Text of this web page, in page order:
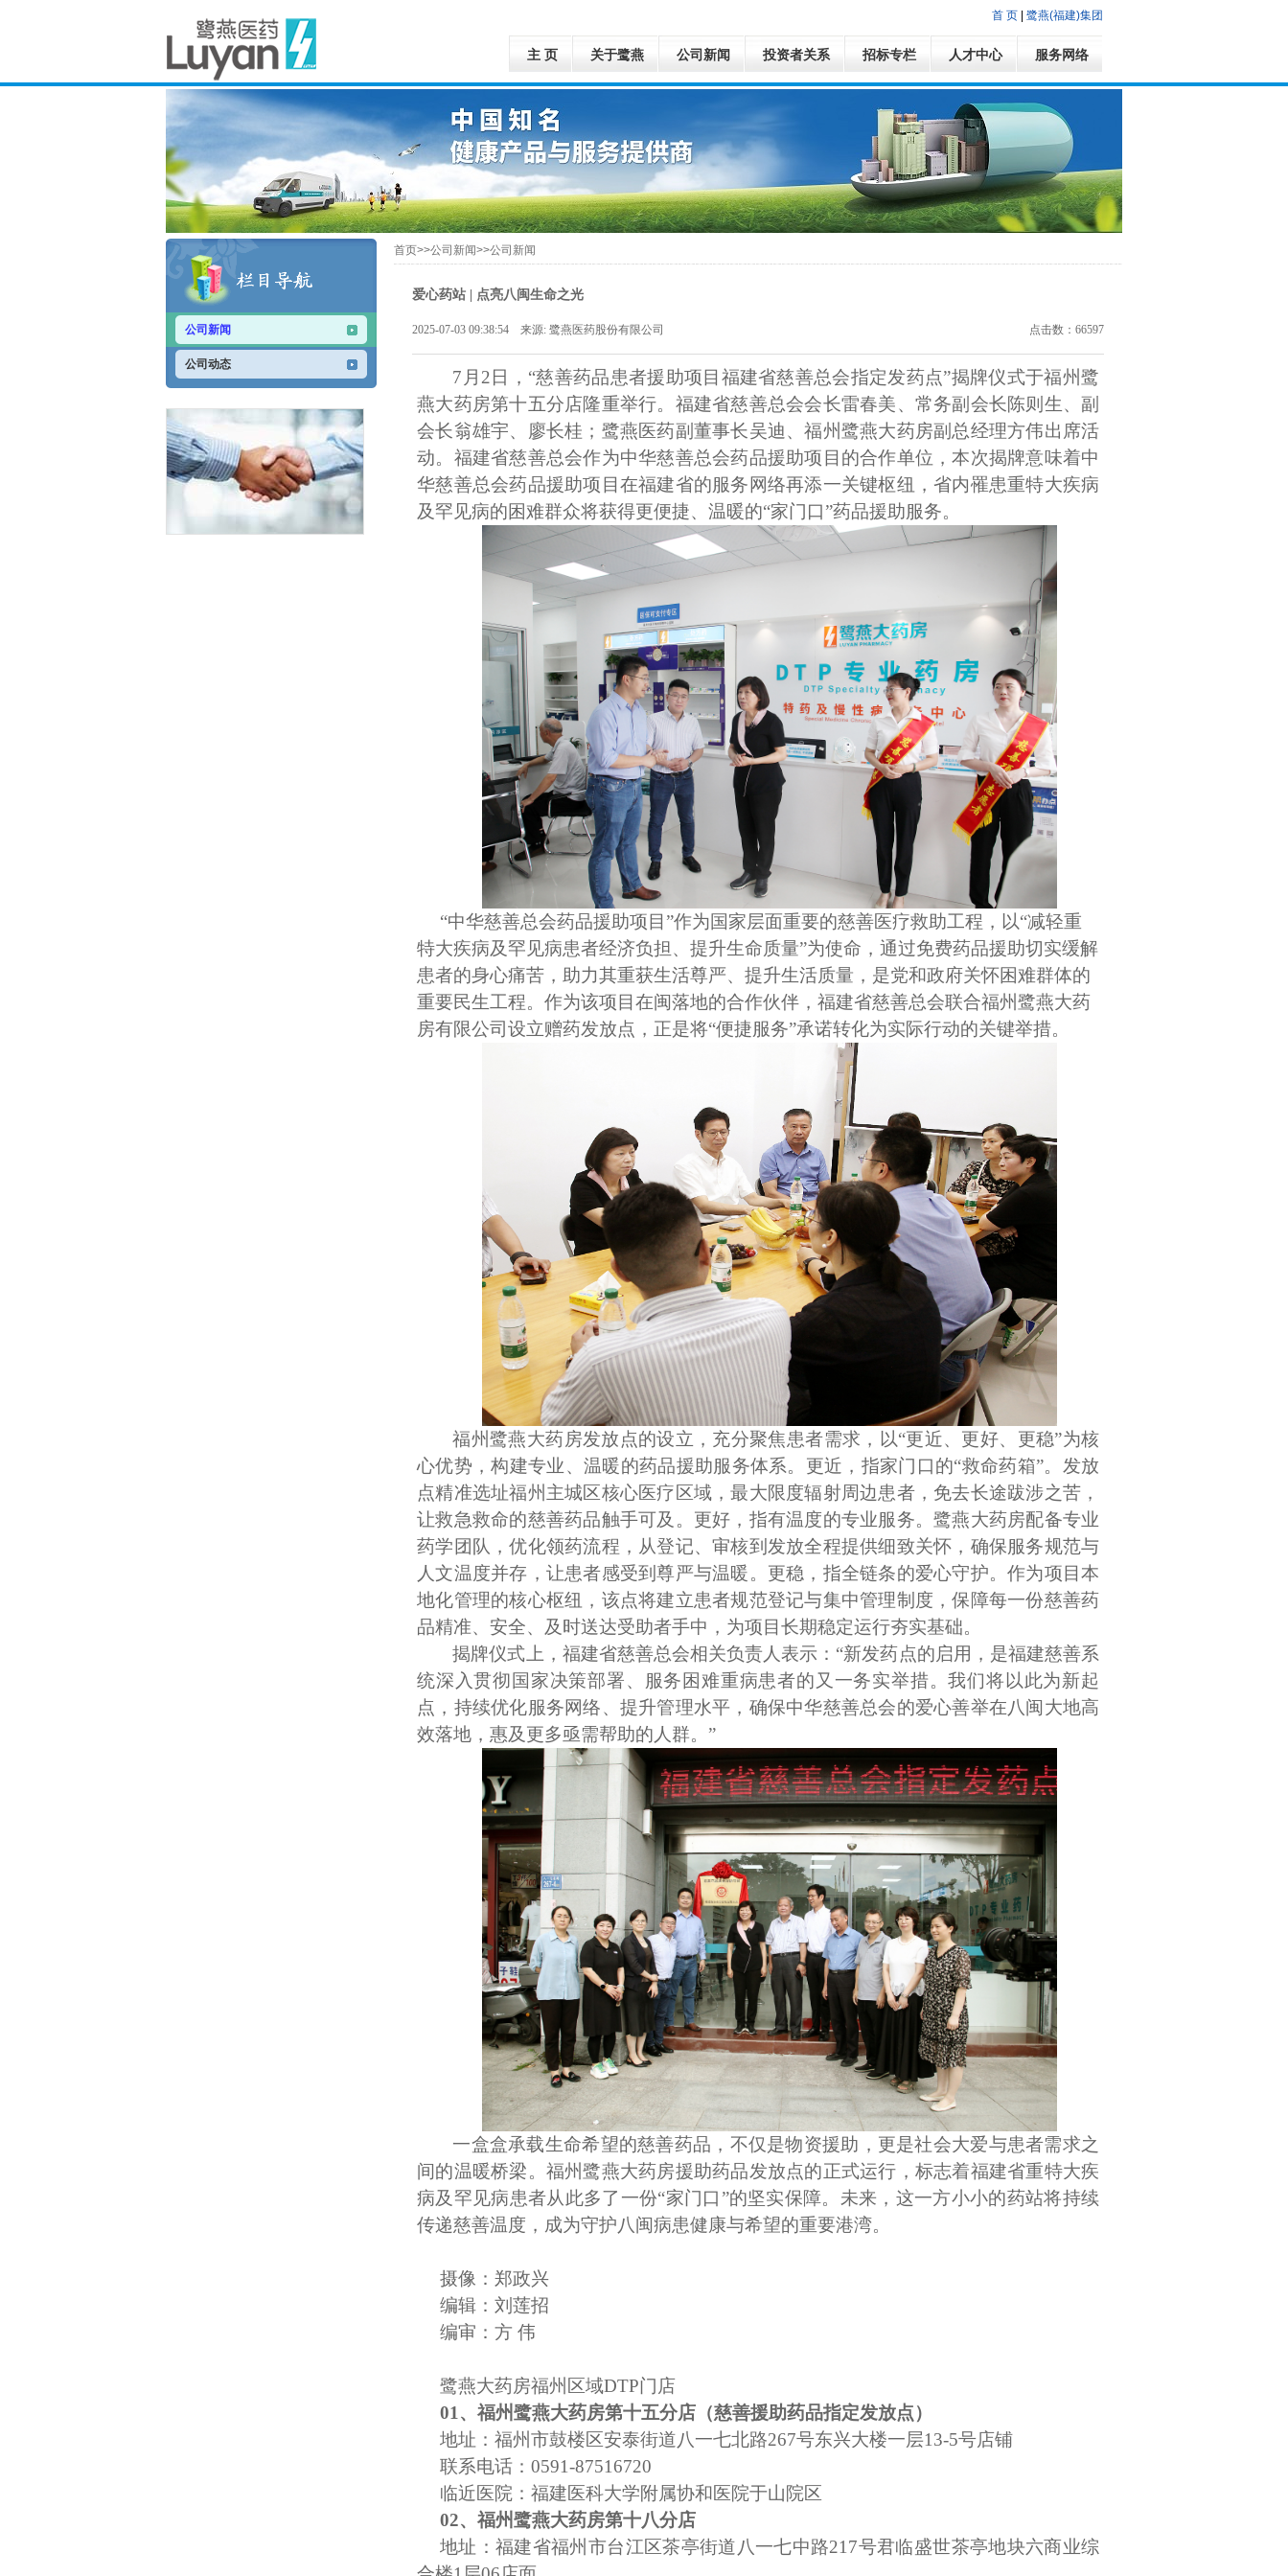
首 页 鹭燕(福建)集团
主 页 关于鹭燕 公司新闻 投资者关系 招标专栏 人才中心 服务网络
公司新闻
公司动态
首页>>公司新闻>>公司新闻
爱心药站 | 点亮八闽生命之光
点击数：66597
2025-07-03 09:38:54 来源: 鹭燕医药股份有限公司
7月2日，“慈善药品患者援助项目福建省慈善总会指定发药点”揭牌仪式于福州鹭
燕大药房第十五分店隆重举行。福建省慈善总会会长雷春美、常务副会长陈则生、副
会长翁雄宇、廖长桂；鹭燕医药副董事长吴迪、福州鹭燕大药房副总经理方伟出席活
动。福建省慈善总会作为中华慈善总会药品援助项目的合作单位，本次揭牌意味着中
华慈善总会药品援助项目在福建省的服务网络再添一关键枢纽，省内罹患重特大疾病
及罕见病的困难群众将获得更便捷、温暖的“家门口”药品援助服务。
“中华慈善总会药品援助项目”作为国家层面重要的慈善医疗救助工程，以“减轻重
特大疾病及罕见病患者经济负担、提升生命质量”为使命，通过免费药品援助切实缓解
患者的身心痛苦，助力其重获生活尊严、提升生活质量，是党和政府关怀困难群体的
重要民生工程。作为该项目在闽落地的合作伙伴，福建省慈善总会联合福州鹭燕大药
房有限公司设立赠药发放点，正是将“便捷服务”承诺转化为实际行动的关键举措。
福州鹭燕大药房发放点的设立，充分聚焦患者需求，以“更近、更好、更稳”为核
心优势，构建专业、温暖的药品援助服务体系。更近，指家门口的“救命药箱”。发放
点精准选址福州主城区核心医疗区域，最大限度辐射周边患者，免去长途跋涉之苦，
让救急救命的慈善药品触手可及。更好，指有温度的专业服务。鹭燕大药房配备专业
药学团队，优化领药流程，从登记、审核到发放全程提供细致关怀，确保服务规范与
人文温度并存，让患者感受到尊严与温暖。更稳，指全链条的爱心守护。作为项目本
地化管理的核心枢纽，该点将建立患者规范登记与集中管理制度，保障每一份慈善药
品精准、安全、及时送达受助者手中，为项目长期稳定运行夯实基础。
揭牌仪式上，福建省慈善总会相关负责人表示： “新发药点的启用，是福建慈善系
统深入贯彻国家决策部署、服务困难重病患者的又一务实举措。我们将以此为新起
点，持续优化服务网络、提升管理水平，确保中华慈善总会的爱心善举在八闽大地高
效落地，惠及更多亟需帮助的人群。”
一盒盒承载生命希望的慈善药品，不仅是物资援助，更是社会大爱与患者需求之
间的温暖桥梁。福州鹭燕大药房援助药品发放点的正式运行，标志着福建省重特大疾
病及罕见病患者从此多了一份“家门口”的坚实保障。未来，这一方小小的药站将持续
传递慈善温度，成为守护八闽病患健康与希望的重要港湾。
摄像：郑政兴
编辑：刘莲招
编审：方 伟
鹭燕大药房福州区域DTP门店
01、 福州鹭燕大药房第十五分店 （慈善援助药品指定发放点）
地址：福州市鼓楼区安泰街道八一七北路267号东兴大楼一层13-5号店铺
联系电话： 0591-87516720
临近医院：福建医科大学附属协和医院于山院区
02、福州鹭燕大药房第十八分店
地址：福建省福州市台江区茶亭街道八一七中路217号君临盛世茶亭地块六商业综